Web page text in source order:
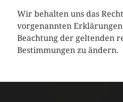
Wir behalten uns das
vorgenannten
Beachtung der geltenden
Bestimmungen zu ändern.